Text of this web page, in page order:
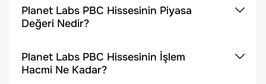
Planet Labs PBC Hissesinin Piyasa
Değeri Nedir?
Planet Labs PBC Hissesinin İşlem
Hacmi Ne Kadar?